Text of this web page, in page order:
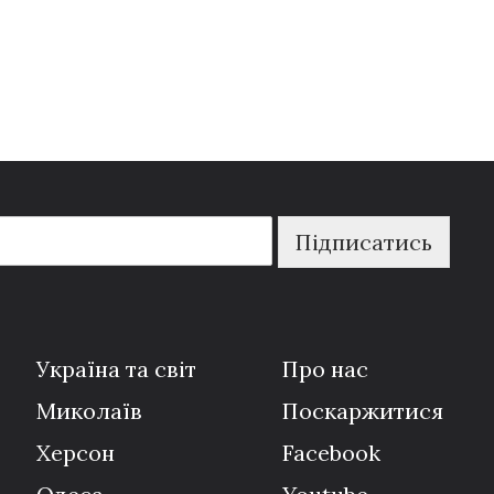
Підписатись
Україна та світ
Миколаїв
Херсон
Про нас
Поскаржитися
Facebook